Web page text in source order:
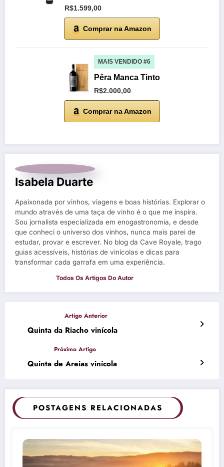
R$1.599,00
Comprar na Amazon
MAIS VENDIDO #6
Pêra Manca Tinto
R$2.000,00
Comprar na Amazon
Isabela Duarte
Apaixonada por vinhos, viagens e boas histórias. Explorar o
mundo através de uma taça de vinho é o que me inspira.
Sou jornalista especializada em enogastronomia, e desde
que conheci o universo dos vinhos, nunca mais parei de
estudar, provar e escrever. No blog da Cave Royale, trago
guias acessíveis, histórias de vinícolas e dicas para
transformar cada garrafa em uma experiência.
Quinta da Riacho vinícola
Quinta de Areias vinícola
POSTAGENS RELACIONADAS